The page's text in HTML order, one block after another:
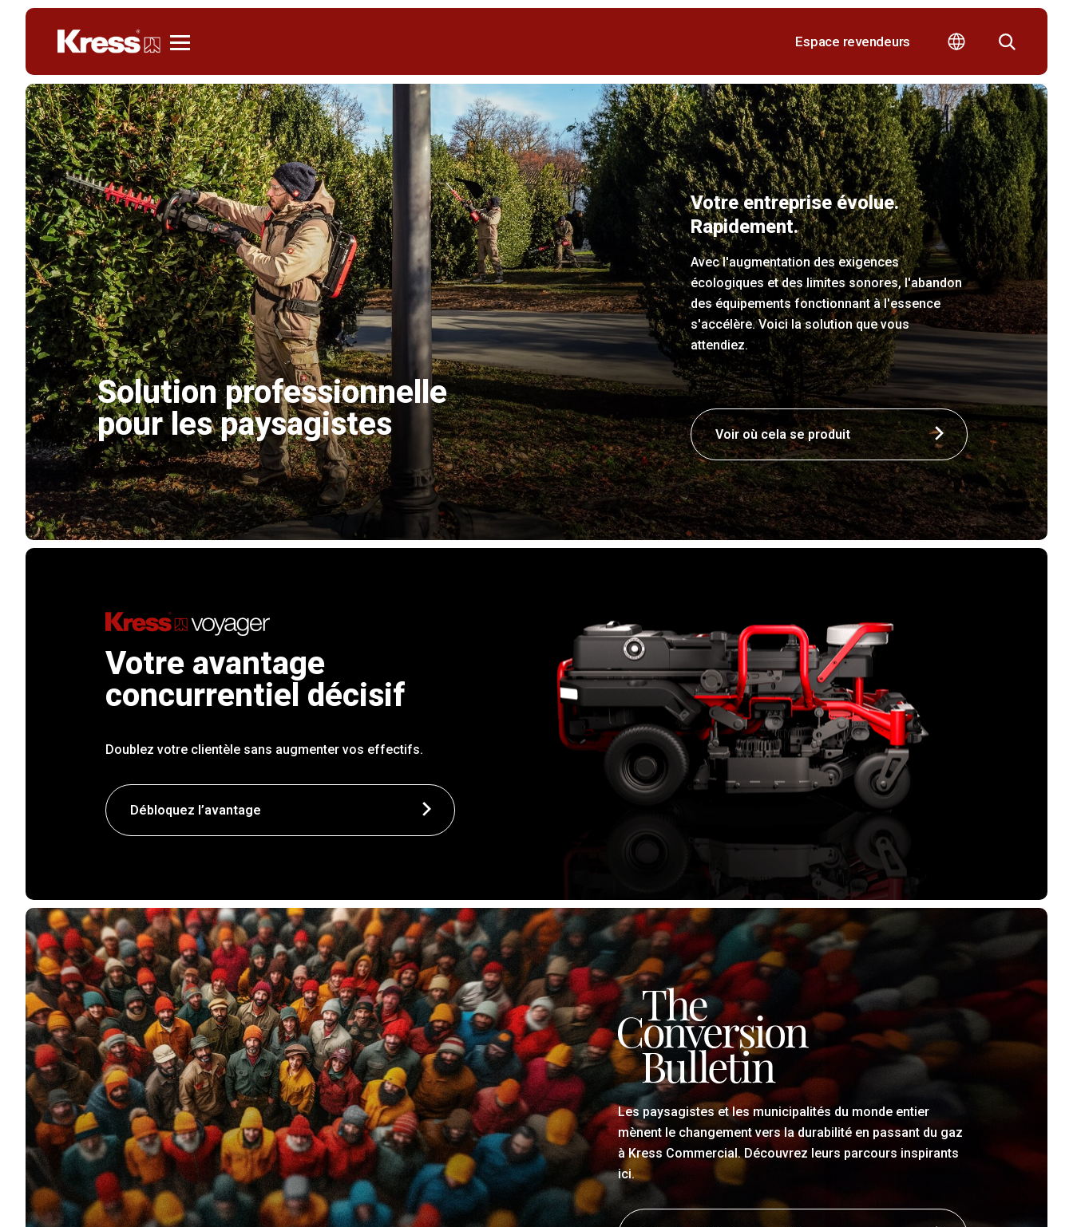
Espace revendeurs
Solution professionnelle
pour les paysagistes
Votre entreprise évolue.
Rapidement.
Avec l'augmentation des exigences
écologiques et des limites sonores, l'abandon
des équipements fonctionnant à l'essence
s'accélère. Voici la solution que vous
attendiez.
Voir où cela se produit
Votre avantage
concurrentiel décisif
Doublez votre clientèle sans augmenter vos effectifs.
Débloquez l’avantage
Les paysagistes et les municipalités du monde entier
mènent le changement vers la durabilité en passant du gaz
à Kress Commercial. Découvrez leurs parcours inspirants
ici.